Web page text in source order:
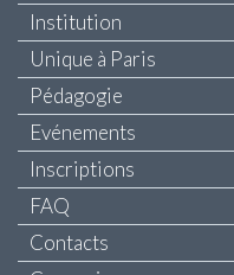
Institution
Unique à Paris
Pédagogie
Evénements
Inscriptions
FAQ
Contacts